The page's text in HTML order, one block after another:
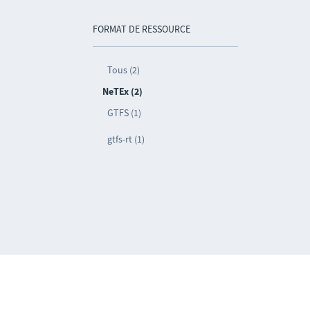
FORMAT DE RESSOURCE
Tous (2)
NeTEx (2)
GTFS (1)
gtfs-rt (1)